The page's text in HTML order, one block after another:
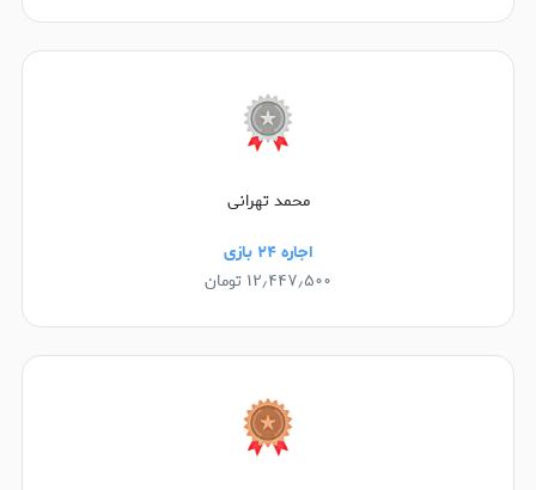
محمد تهرانی
اجاره ۲۴ بازی
۱۲٫۴۴۷٫۵۰۰ تومان